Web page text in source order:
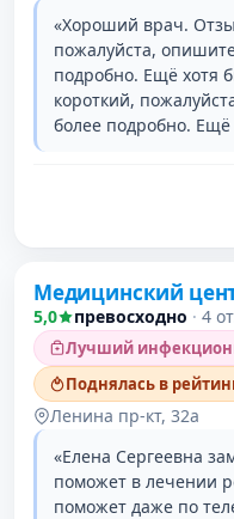
«Хороший врач.
пожалуйста,
подробно. Ещё хотя
короткий,
более подробно.
Медицинский
5,0 превосходно · 4
Лучший
Поднялась в
Ленина пр-кт, 32а
«Елена Сергеевна
поможет в лечении
поможет даже по